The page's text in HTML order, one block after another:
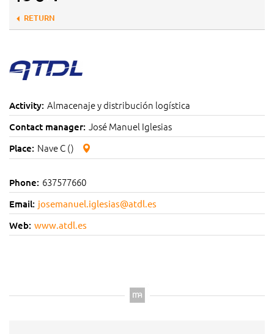
RETURN
Activity: Almacenaje y distribución logística
Contact manager: José Manuel Iglesias
Place: Nave C ()
Phone: 637577660
Email: josemanuel.iglesias@atdl.es
Web: www.atdl.es